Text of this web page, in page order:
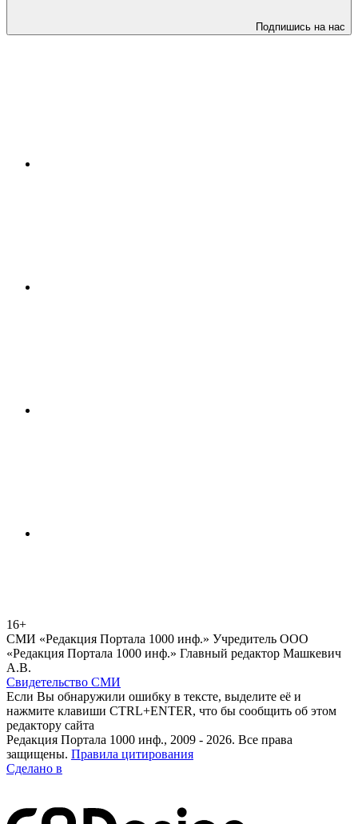
Подпишись на нас
16+
СМИ «Редакция Портала 1000 инф.» Учредитель ООО
«Редакция Портала 1000 инф.» Главный редактор Машкевич
А.В.
Свидетельство СМИ
Если Вы обнаружили ошибку в тексте, выделите её и
нажмите клавиши CTRL+ENTER, что бы сообщить об этом
редактору сайта
Редакция Портала 1000 инф., 2009 - 2026. Все права
защищены. Правила цитирования
Сделано в